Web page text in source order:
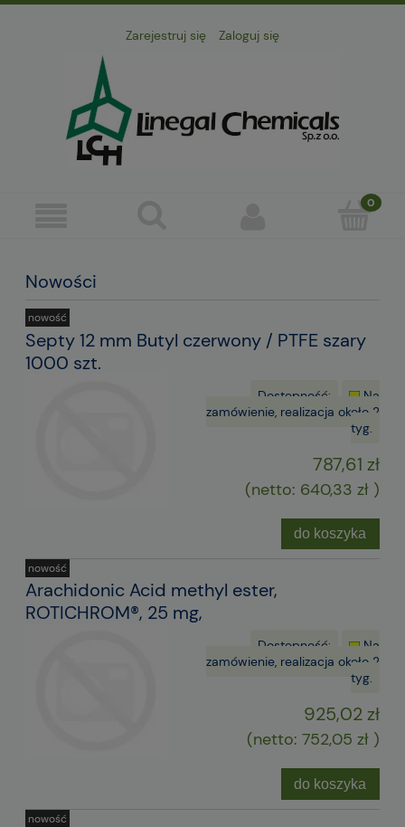
Zarejestruj się Zaloguj się
Nowości
Septy 12 mm Butyl czerwony / PTFE szary
1000 szt.
Dostępność:
Na
zamówienie, realizacja około 2
tyg.
787,61 zł
(netto: 640,33 zł )
do koszyka
nowość
Arachidonic Acid methyl ester,
ROTICHROM®, 25 mg,
Dostępność:
Na
zamówienie, realizacja około 2
tyg.
925,02 zł
(netto: 752,05 zł )
do koszyka
nowość
nowość